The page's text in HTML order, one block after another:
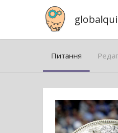
Питання